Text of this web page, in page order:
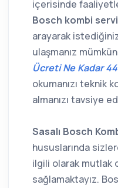
içerisinde
Bosch kombi
arayarak
ulaşmanız
Ücreti Ne Kadar
okumanızı teknik
almanızı tavsiye
Sasalı Bosch
hususlarında
ilgili olarak mutlak
sağlamaktayız.